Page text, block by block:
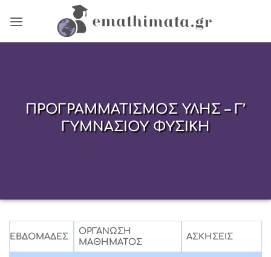
ΠΡΟΓΡΑΜΜΑΤΙΣΜΟΣ ΥΛΗΣ – Γ’
ΓΥΜΝΑΣΙΟΥ ΦΥΣΙΚΗ
ΕΒΔΟΜΑΔΕΣ
ΟΡΓΑΝΩΣΗ
ΜΑΘΗΜΑΤΟΣ
ΑΣΚΗΣΕΙΣ